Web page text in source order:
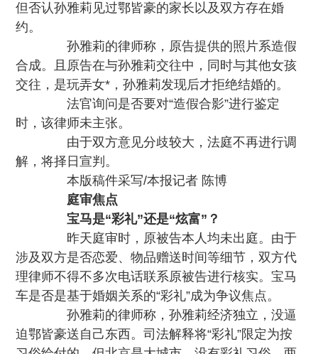
但否认孙雅莉见过鄂皆豪的家长以及双方存在婚
约。
孙雅莉的律师称，原告提供的照片系造假
合成。且原告在与孙雅莉交往中，同时与其他女孩
交往，是玩弄女*，孙雅莉发现后才拒绝结婚的。
法官询问是否要对“造假合影”进行鉴定
时，该律师未主张。
由于双方意见分歧较大，法庭不再进行调
解，将择日宣判。
本版稿件采写/本报记者 陈博
庭审焦点
宝马是“彩礼”还是“炫富”？
昨天庭审时，原被告本人均未出庭。由于
涉及双方是否恋爱、物品赠送时间等细节，双方代
理律师不得不多次电话联系原被告进行核实。宝马
车是否是基于婚姻关系的“彩礼”成为争议焦点。
孙雅莉的律师称，孙雅莉经济独立，没逼
迫鄂皆豪送自己东西。司法解释将“彩礼”限定为按